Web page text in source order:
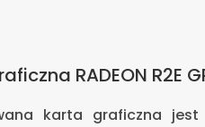
RADEON R2E
karta graficzna